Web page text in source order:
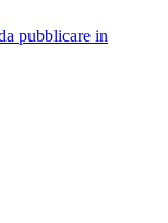
pubblicare in